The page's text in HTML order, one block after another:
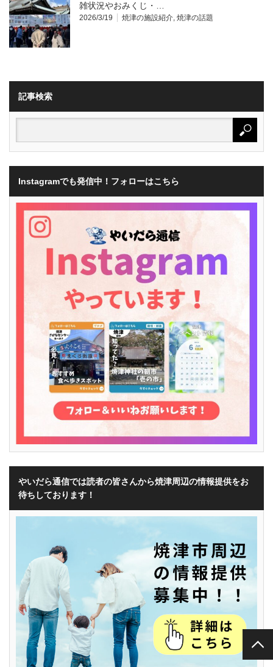
雑状況やおみくじ・…
2026/3/19 焼津の施設紹介, 焼津の話題
記事検索
Instagramでも発信中！フォローはこちら
やいだら通信では読者の皆さんから焼津周辺の情報提供をお
待ちしております！
PAGE TOP